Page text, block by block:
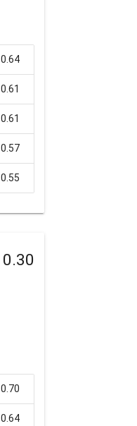
0.64
0.61
0.61
0.57
0.55
0.30
0.70
0.64